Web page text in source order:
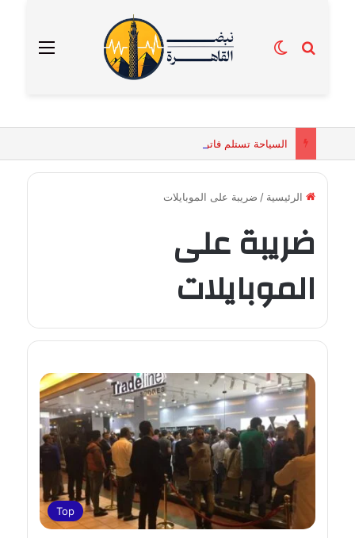
القائمة بحث عنالوضع المظلم
الرئيسية / ضريبة على الموبايلات
ضريبة على
الموبايلات
Top